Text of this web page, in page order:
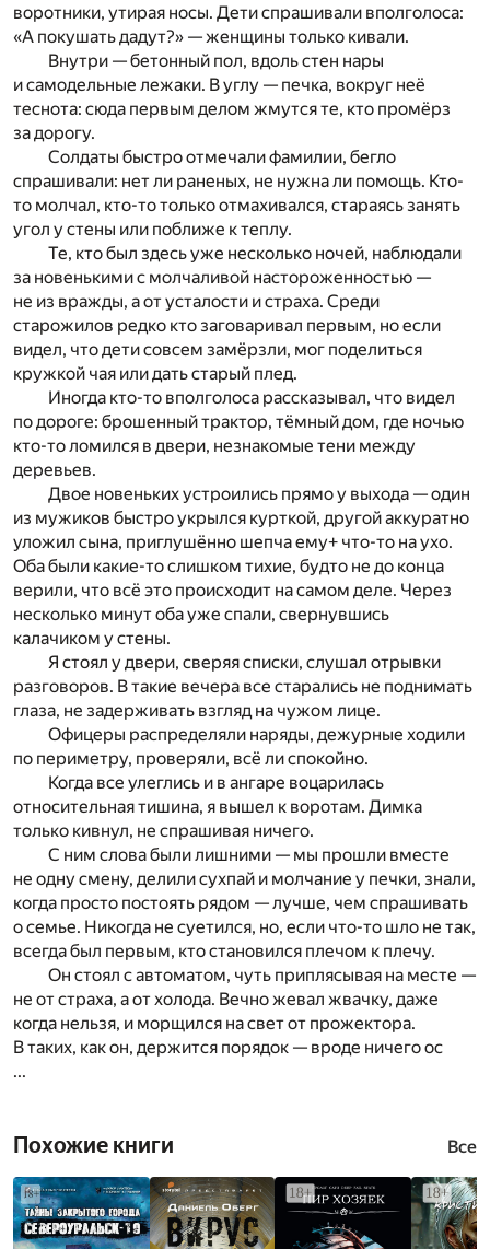
воротники, утирая носы. Дети спрашивали вполголоса:
«А покушать дадут?» — женщины только кивали.
Внутри — бетонный пол, вдоль стен нары
и самодельные лежаки. В углу — печка, вокруг неё
теснота: сюда первым делом жмутся те, кто промёрз
за дорогу.
Солдаты быстро отмечали фамилии, бегло
спрашивали: нет ли раненых, не нужна ли помощь. Кто-
то молчал, кто-то только отмахивался, стараясь занять
угол у стены или поближе к теплу.
Те, кто был здесь уже несколько ночей, наблюдали
за новенькими с молчаливой настороженностью —
не из вражды, а от усталости и страха. Среди
старожилов редко кто заговаривал первым, но если
видел, что дети совсем замёрзли, мог поделиться
кружкой чая или дать старый плед.
Иногда кто-то вполголоса рассказывал, что видел
по дороге: брошенный трактор, тёмный дом, где ночью
кто-то ломился в двери, незнакомые тени между
деревьев.
Двое новеньких устроились прямо у выхода — один
из мужиков быстро укрылся курткой, другой аккуратно
уложил сына, приглушённо шепча ему+ что-то на ухо.
Оба были какие-то слишком тихие, будто не до конца
верили, что всё это происходит на самом деле. Через
несколько минут оба уже спали, свернувшись
калачиком у стены.
Я стоял у двери, сверяя списки, слушал отрывки
разговоров. В такие вечера все старались не поднимать
глаза, не задерживать взгляд на чужом лице.
Офицеры распределяли наряды, дежурные ходили
по периметру, проверяли, всё ли спокойно.
Когда все улеглись и в ангаре воцарилась
относительная тишина, я вышел к воротам. Димка
только кивнул, не спрашивая ничего.
С ним слова были лишними — мы прошли вместе
не одну смену, делили сухпай и молчание у печки, знали,
когда просто постоять рядом — лучше, чем спрашивать
о семье. Никогда не суетился, но, если что-то шло не так,
всегда был первым, кто становился плечом к плечу.
Он стоял с автоматом, чуть приплясывая на месте —
не от страха, а от холода. Вечно жевал жвачку, даже
когда нельзя, и морщился на свет от прожектора.
В таких, как он, держится порядок — вроде ничего ос
...
Похожие книги Все